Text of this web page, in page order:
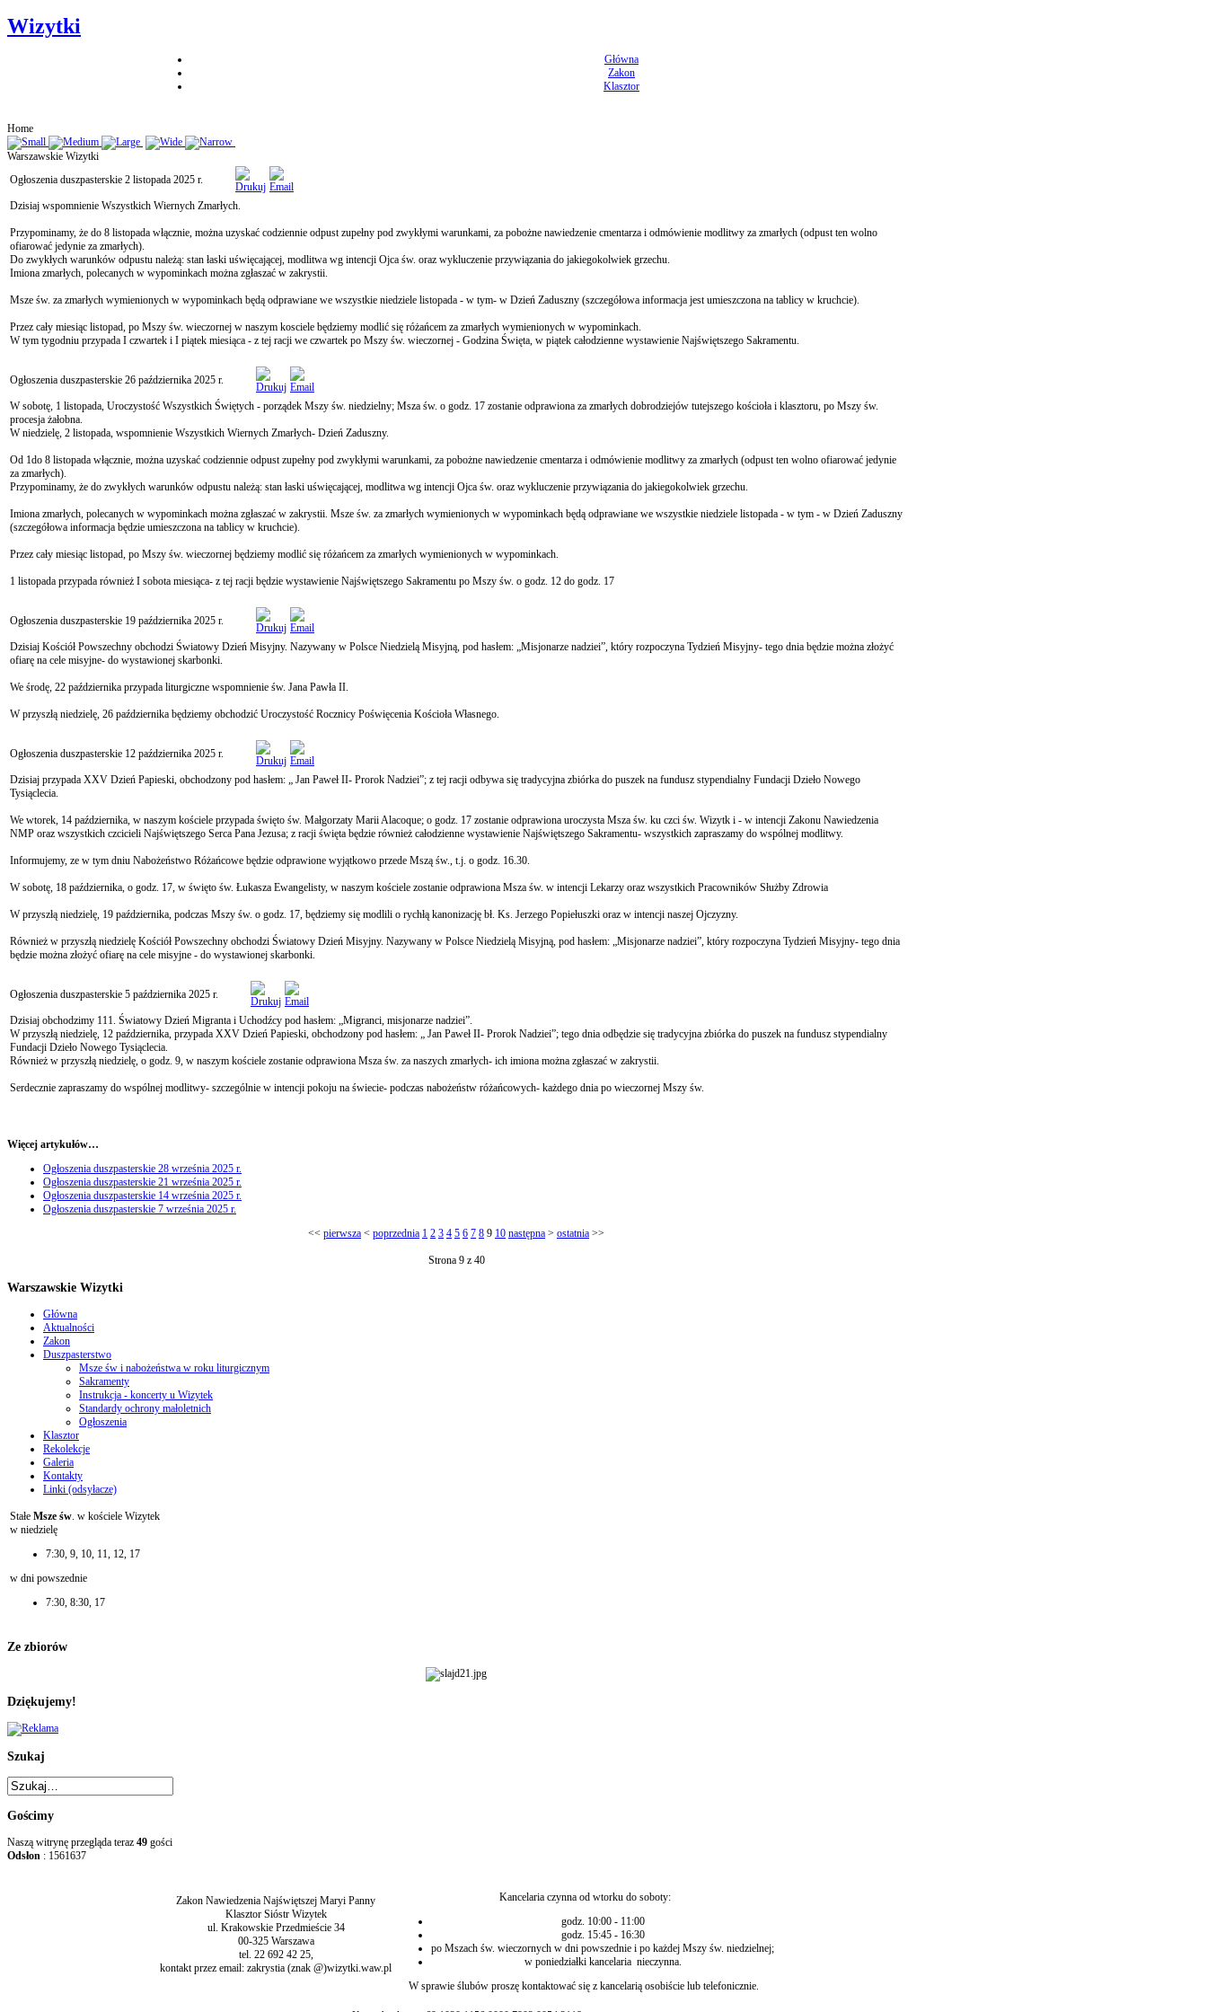
Wizytki
Główna
Zakon
Klasztor
Home
Warszawskie Wizytki
Ogłoszenia duszpasterskie 2 listopada 2025 r.
Dzisiaj wspomnienie Wszystkich Wiernych Zmarłych.
Przypominamy, że do 8 listopada włącznie, można uzyskać codziennie odpust zupełny pod zwykłymi warunkami, za pobożne nawiedzenie cmentarza i odmówienie modlitwy za zmarłych (odpust ten wolno
ofiarować jedynie za zmarłych).
Do zwykłych warunków odpustu należą: stan łaski uświęcającej, modlitwa wg intencji Ojca św. oraz wykluczenie przywiązania do jakiegokolwiek grzechu.
Imiona zmarłych, polecanych w wypominkach można zgłaszać w zakrystii.
Msze św. za zmarłych wymienionych w wypominkach będą odprawiane we wszystkie niedziele listopada - w tym- w Dzień Zaduszny (szczegółowa informacja jest umieszczona na tablicy w kruchcie).
Przez cały miesiąc listopad, po Mszy św. wieczornej w naszym kosciele będziemy modlić się różańcem za zmarłych wymienionych w wypominkach.
W tym tygodniu przypada I czwartek i I piątek miesiąca - z tej racji we czwartek po Mszy św. wieczornej - Godzina Święta, w piątek całodzienne wystawienie Najświętszego Sakramentu.
Ogłoszenia duszpasterskie 26 października 2025 r.
W sobotę, 1 listopada, Uroczystość Wszystkich Świętych - porządek Mszy św. niedzielny; Msza św. o godz. 17 zostanie odprawiona za zmarłych dobrodziejów tutejszego kościoła i klasztoru, po Mszy św.
procesja żałobna.
W niedzielę, 2 listopada, wspomnienie Wszystkich Wiernych Zmarłych- Dzień Zaduszny.
Od 1do 8 listopada włącznie, można uzyskać codziennie odpust zupełny pod zwykłymi warunkami, za pobożne nawiedzenie cmentarza i odmówienie modlitwy za zmarłych (odpust ten wolno ofiarować jedynie
za zmarłych).
Przypominamy, że do zwykłych warunków odpustu należą: stan łaski uświęcającej, modlitwa wg intencji Ojca św. oraz wykluczenie przywiązania do jakiegokolwiek grzechu.
Imiona zmarłych, polecanych w wypominkach można zgłaszać w zakrystii. Msze św. za zmarłych wymienionych w wypominkach będą odprawiane we wszystkie niedziele listopada - w tym - w Dzień Zaduszny
(szczegółowa informacja będzie umieszczona na tablicy w kruchcie).
Przez cały miesiąc listopad, po Mszy św. wieczornej będziemy modlić się różańcem za zmarłych wymienionych w wypominkach.
1 listopada przypada również I sobota miesiąca- z tej racji będzie wystawienie Najświętszego Sakramentu po Mszy św. o godz. 12 do godz. 17
Ogłoszenia duszpasterskie 19 października 2025 r.
Dzisiaj Kościół Powszechny obchodzi Światowy Dzień Misyjny. Nazywany w Polsce Niedzielą Misyjną, pod hasłem: „Misjonarze nadziei”, który rozpoczyna Tydzień Misyjny- tego dnia będzie można złożyć
ofiarę na cele misyjne- do wystawionej skarbonki.
We środę, 22 października przypada liturgiczne wspomnienie św. Jana Pawła II.
W przyszłą niedzielę, 26 października będziemy obchodzić Uroczystość Rocznicy Poświęcenia Kościoła Własnego.
Ogłoszenia duszpasterskie 12 października 2025 r.
Dzisiaj przypada XXV Dzień Papieski, obchodzony pod hasłem: „ Jan Paweł II- Prorok Nadziei”; z tej racji odbywa się tradycyjna zbiórka do puszek na fundusz stypendialny Fundacji Dzieło Nowego
Tysiąclecia.
We wtorek, 14 października, w naszym kościele przypada święto św. Małgorzaty Marii Alacoque; o godz. 17 zostanie odprawiona uroczysta Msza św. ku czci św. Wizytk i - w intencji Zakonu Nawiedzenia
NMP oraz wszystkich czcicieli Najświętszego Serca Pana Jezusa; z racji święta będzie również całodzienne wystawienie Najświętszego Sakramentu- wszystkich zapraszamy do wspólnej modlitwy.
Informujemy, ze w tym dniu Nabożeństwo Różańcowe będzie odprawione wyjątkowo przede Mszą św., t.j. o godz. 16.30.
W sobotę, 18 października, o godz. 17, w święto św. Łukasza Ewangelisty, w naszym kościele zostanie odprawiona Msza św. w intencji Lekarzy oraz wszystkich Pracowników Służby Zdrowia
W przyszłą niedzielę, 19 października, podczas Mszy św. o godz. 17, będziemy się modlili o rychłą kanonizację bł. Ks. Jerzego Popiełuszki oraz w intencji naszej Ojczyzny.
Również w przyszłą niedzielę Kościół Powszechny obchodzi Światowy Dzień Misyjny. Nazywany w Polsce Niedzielą Misyjną, pod hasłem: „Misjonarze nadziei”, który rozpoczyna Tydzień Misyjny- tego dnia
będzie można złożyć ofiarę na cele misyjne - do wystawionej skarbonki.
Ogłoszenia duszpasterskie 5 października 2025 r.
Dzisiaj obchodzimy 111. Światowy Dzień Migranta i Uchodźcy pod hasłem: „Migranci, misjonarze nadziei”.
W przyszłą niedzielę, 12 października, przypada XXV Dzień Papieski, obchodzony pod hasłem: „ Jan Paweł II- Prorok Nadziei”; tego dnia odbędzie się tradycyjna zbiórka do puszek na fundusz stypendialny
Fundacji Dzieło Nowego Tysiąclecia.
Również w przyszłą niedzielę, o godz. 9, w naszym kościele zostanie odprawiona Msza św. za naszych zmarłych- ich imiona można zgłaszać w zakrystii.
Serdecznie zapraszamy do wspólnej modlitwy- szczególnie w intencji pokoju na świecie- podczas nabożeństw różańcowych- każdego dnia po wieczornej Mszy św.
Więcej artykułów…
Ogłoszenia duszpasterskie 28 września 2025 r.
Ogłoszenia duszpasterskie 21 września 2025 r.
Ogłoszenia duszpasterskie 14 września 2025 r.
Ogłoszenia duszpasterskie 7 września 2025 r.
<< pierwsza < poprzednia 1 2 3 4 5 6 7 8 9 10 następna > ostatnia >>
Strona 9 z 40
Warszawskie Wizytki
Główna
Aktualności
Zakon
Duszpasterstwo
Msze św i nabożeństwa w roku liturgicznym
Sakramenty
Instrukcja - koncerty u Wizytek
Standardy ochrony małoletnich
Ogłoszenia
Klasztor
Rekolekcje
Galeria
Kontakty
Linki (odsyłacze)
Stałe Msze św. w kościele Wizytek
w niedzielę
7:30, 9, 10, 11, 12, 17
w dni powszednie
7:30, 8:30, 17
Ze zbiorów
Dziękujemy!
Szukaj
Gościmy
Naszą witrynę przegląda teraz 49 gości
Odsłon : 1561637
Zakon Nawiedzenia Najświętszej Maryi Panny
Klasztor Sióstr Wizytek
ul. Krakowskie Przedmieście 34
00-325 Warszawa
tel. 22 692 42 25,
kontakt przez email: zakrystia (znak @)wizytki.waw.pl
Kancelaria czynna od wtorku do soboty:
godz. 10:00 - 11:00
godz. 15:45 - 16:30
po Mszach św. wieczornych w dni powszednie i po każdej Mszy św. niedzielnej;
w poniedziałki kancelaria nieczynna.
W sprawie ślubów proszę kontaktować się z kancelarią osobiście lub telefonicznie.